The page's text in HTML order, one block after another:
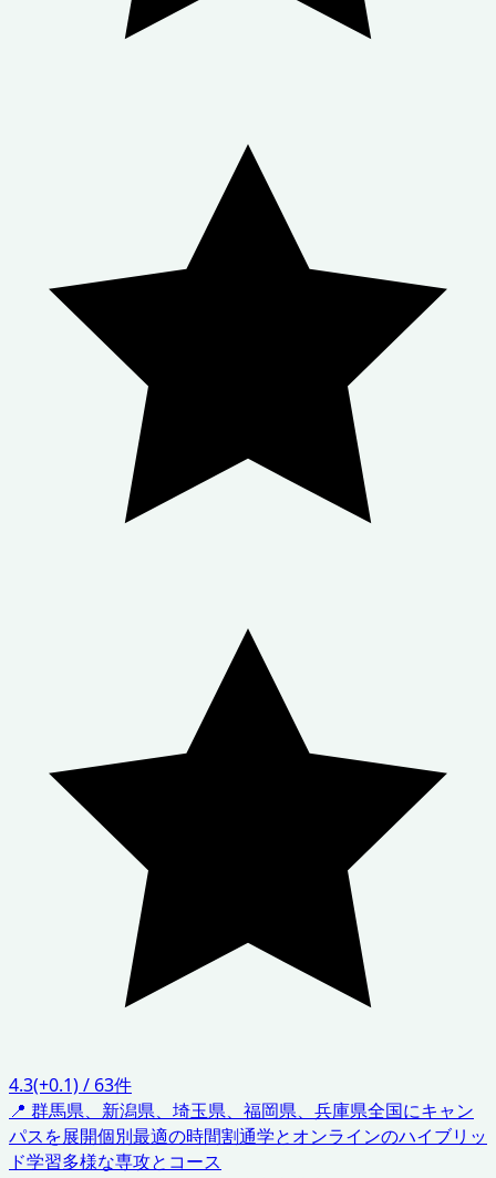
4.3(+0.1)/ 63件
📍 群馬県、新潟県、埼玉県、福岡県、兵庫県全国にキャン
パスを展開個別最適の時間割通学とオンラインのハイブリッ
ド学習多様な専攻とコース